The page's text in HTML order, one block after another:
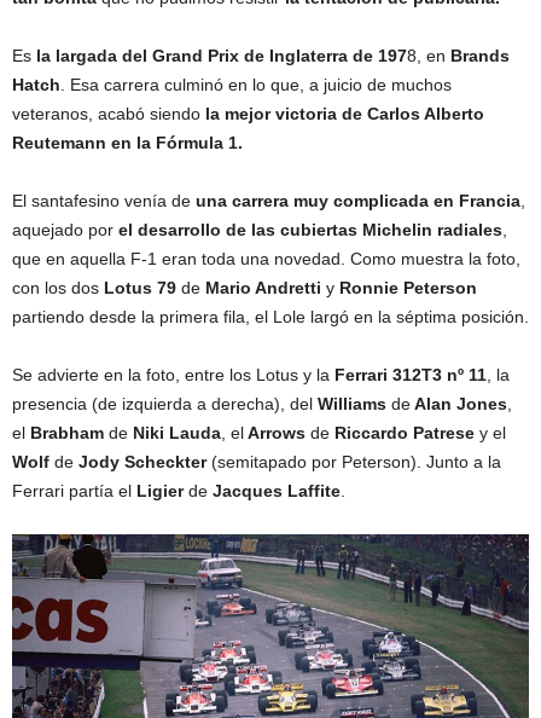
Es la largada del Grand Prix de Inglaterra de 1978, en Brands
Hatch . Esa carrera culminó en lo que, a juicio de muchos
veteranos, acabó siendo la mejor victoria de Carlos Alberto
Reutemann en la Fórmula 1.
El santafesino venía de una carrera muy complicada en Francia
aquejado por el desarrollo de las cubiertas Michelin radiales
que en aquella F-1 eran toda una novedad. Como muestra la foto,
con los dos Lotus 79 de Mario Andretti y Ronnie Peterson
partiendo desde la primera fila, el Lole largó en la séptima posición.
Se advierte en la foto, entre los Lotus y la Ferrari 312T3 nº 11 , la
presencia (de izquierda a derecha), del Williams deAlan Jones
el Brabham de Niki Lauda , elArrows de Riccardo Patrese y el
Wolf de Jody Scheckter(semitapado por Peterson). Junto a la
Ferrari partía el Ligierde Jacques Laffite